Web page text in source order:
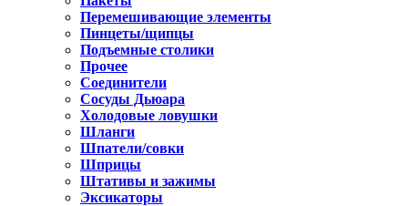
Перемешивающие элементы
Пинцеты/щипцы
Подъемные столики
Прочее
Соединители
Сосуды Дьюара
Холодовые ловушки
Шланги
Шпатели/совки
Шприцы
Штативы и зажимы
Эксикаторы